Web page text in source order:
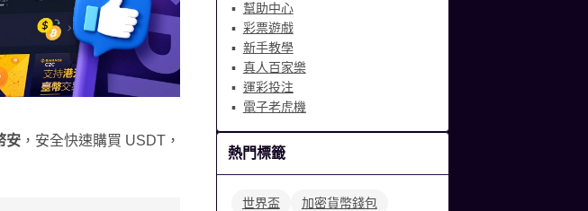
安，安全快速購買 USDT，
幫助中心
彩票遊戲
新手教學
真人百家樂
運彩投注
電子老虎機
熱門標籤
世界盃
加密貨幣錢包